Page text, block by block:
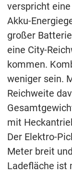
verspricht
Akku-
großer
eine City-
kommen.
weniger sein.
Reichweite
mit
Der Elektro-
Meter breit
Ladefläche ist